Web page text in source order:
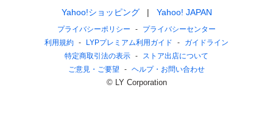
Yahoo!ショッピング
Yahoo! JAPAN
プライバシーポリシー
プライバシーセンター
利用規約
LYPプレミアム利用ガイド
ガイドライン
特定商取引法の表示
ストア出店について
ご意見・ご要望
ヘルプ・お問い合わせ
© LY Corporation